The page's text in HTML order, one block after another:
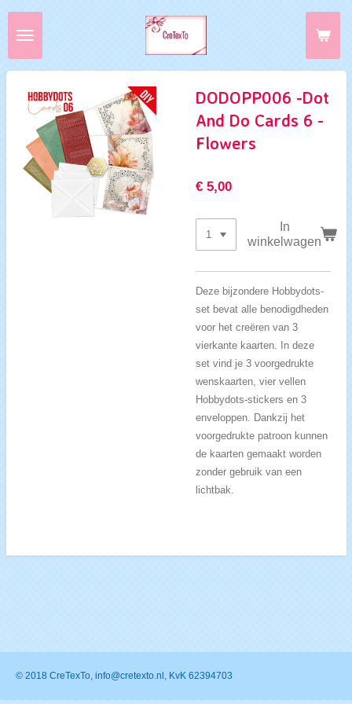
Ga
direct
de
DODOPP006 -Dot
And Do Cards 6 -
Flowers
€ 5,00
In
winkelwagen
Deze bijzondere Hobbydots-
set bevat alle benodigdheden
voor het creëren van 3
vierkante kaarten. In deze
set vind je 3 voorgedrukte
wenskaarten, vier vellen
Hobbydots-stickers en 3
enveloppen. Dankzij het
voorgedrukte patroon kunnen
de kaarten gemaakt worden
zonder gebruik van een
lichtbak.
© 2018 CreTexTo, info@cretexto.nl, KvK 62394703